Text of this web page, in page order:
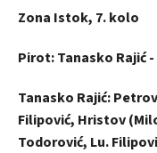
Zona Istok, 7. kolo
Pirot: Tanasko Rajić
Tanasko Rajić:
Filipović, Hristov
Todorović, Lu.